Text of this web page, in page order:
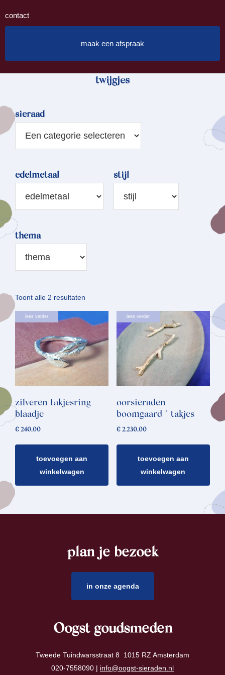
contact
maak een afspraak
twijgjes
sieraad
edelmetaal stijl
thema
Toont alle 2 resultaten
op
nieuwste
lees verder
zilveren takjesring
blaadje
€ 240,00
toevoegen aan
winkelwagen
lees verder
oorsieraden
boomgaard * takjes
€2.230,00
toevoegen aan
winkelwagen
plan je bezoek
in onze agenda
Oogst goudsmeden
Tweede Tuindwarsstraat 8 1015 RZ Amsterdam
020-7558090 | info@oogst-sieraden.nl